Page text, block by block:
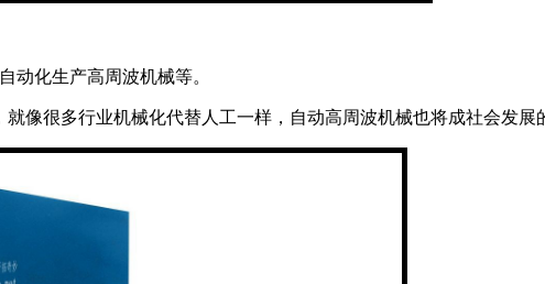
动化生产高周波机械等。
像很多行业机械化代替人工一样，自动高周波机械也将成社会发展